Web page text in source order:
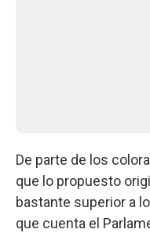
De parte de los
que lo propuesto
bastante superior a
que cuenta el